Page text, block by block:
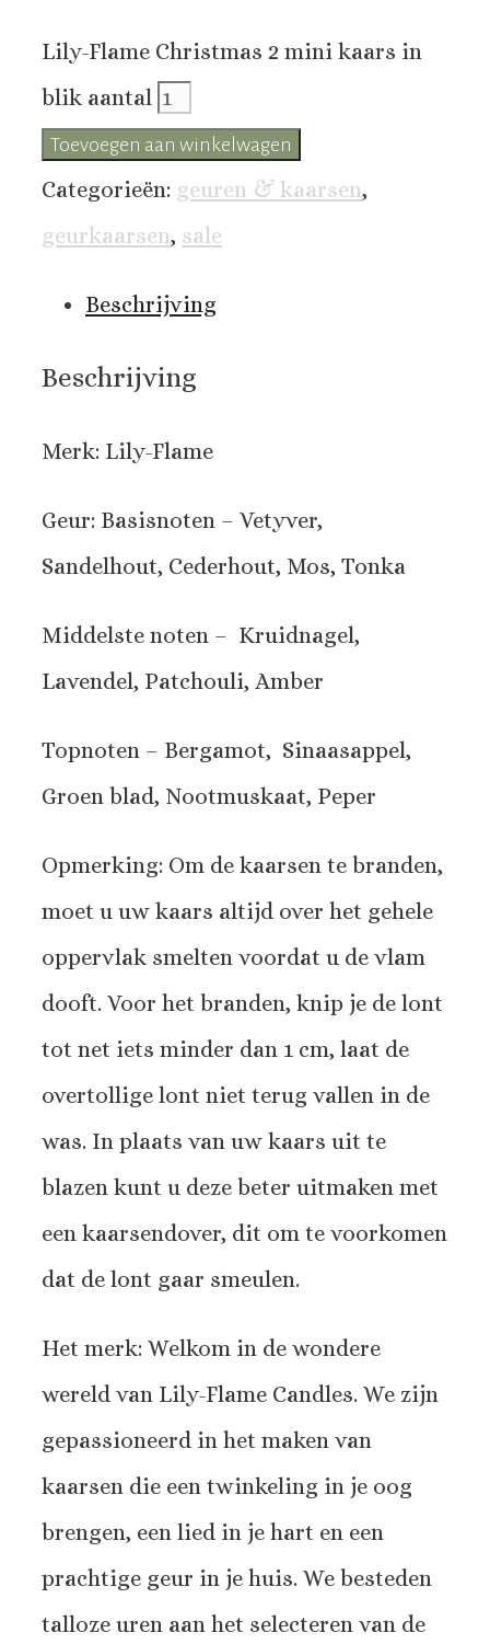
Lily-Flame Christmas 2 mini kaars in
blik aantal
Toevoegen aan winkelwagen
Categorieën: geuren & kaarsen,
geurkaarsen, sale
Beschrijving
Beschrijving
Merk: Lily-Flame
Geur: Basisnoten – Vetyver,
Sandelhout, Cederhout, Mos, Tonka
Middelste noten – Kruidnagel,
Lavendel, Patchouli, Amber
Topnoten – Bergamot, Sinaasappel,
Groen blad, Nootmuskaat, Peper
Opmerking: Om de kaarsen te branden,
moet u uw kaars altijd over het gehele
oppervlak smelten voordat u de vlam
dooft. Voor het branden, knip je de lont
tot net iets minder dan 1 cm, laat de
overtollige lont niet terug vallen in de
was. In plaats van uw kaars uit te
blazen kunt u deze beter uitmaken met
een kaarsendover, dit om te voorkomen
dat de lont gaar smeulen.
Het merk: Welkom in de wondere
wereld van Lily-Flame Candles. We zijn
gepassioneerd in het maken van
kaarsen die een twinkeling in je oog
brengen, een lied in je hart en een
prachtige geur in je huis. We besteden
talloze uren aan het selecteren van de